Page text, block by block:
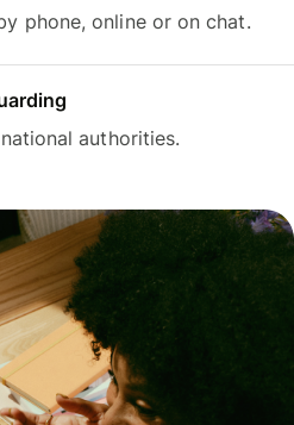
phone, online or on chat.
authorities.